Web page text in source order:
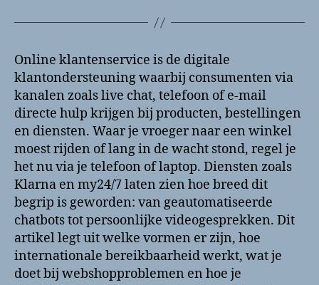
Online klantenservice is de digitale
klantondersteuning waarbij consumenten via
kanalen zoals live chat, telefoon of e-mail
directe hulp krijgen bij producten, bestellingen
en diensten. Waar je vroeger naar een winkel
moest rijden of lang in de wacht stond, regel je
het nu via je telefoon of laptop. Diensten zoals
Klarna en my24/7 laten zien hoe breed dit
begrip is geworden: van geautomatiseerde
chatbots tot persoonlijke videogesprekken. Dit
artikel legt uit welke vormen er zijn, hoe
internationale bereikbaarheid werkt, wat je
doet bij webshopproblemen en hoe je